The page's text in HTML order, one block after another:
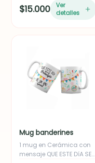
$15.000
Ver
detalles
Mug banderines
1 mug en Cerámica con
mensaje QUE ESTE DíA SEA